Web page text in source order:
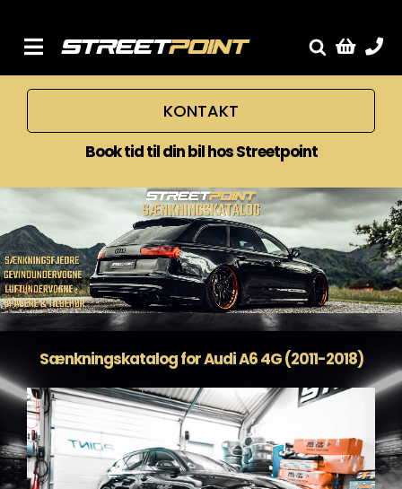
content
Toggle
Navigation
Streetcars
Tuning
Ventilrens
Værksted
KONTAKT
Book tid til din bil hos Streetpoint
Sænkningskatalog for Audi A6 4G (2011-2018)